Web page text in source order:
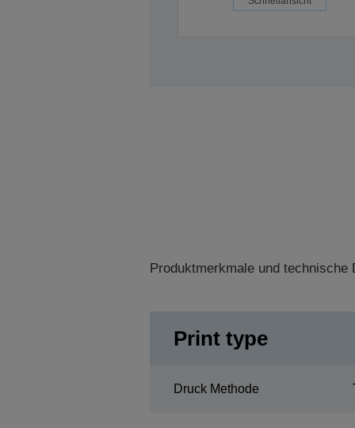
Produktmerkmale und technische
Print type
Druck Methode